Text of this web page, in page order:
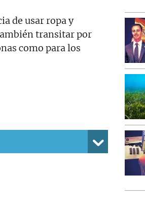
de usar ropa y
transitar por
como para los